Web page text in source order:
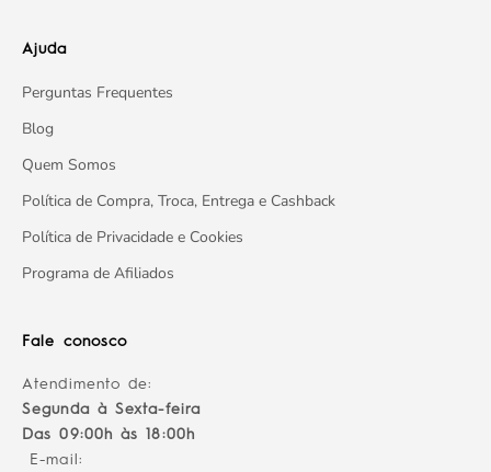
Ajuda
Perguntas Frequentes
Blog
Quem Somos
Política de Compra, Troca, Entrega e Cashback
Política de Privacidade e Cookies
Programa de Afiliados
Fale conosco
Atendimento de:
Segunda à Sexta-feira
Das 09:00h às 18:00h
E-mail: